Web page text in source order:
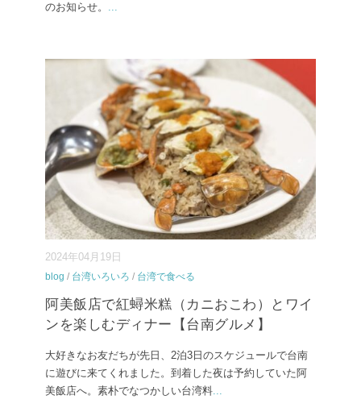
のお知らせ。 ...
2024年04月19日
blog / 台湾いろいろ / 台湾で食べる
阿美飯店で紅蟳米糕（カニおこわ）とワイ
ンを楽しむディナー【台南グルメ】
大好きなお友だちが先日、2泊3日のスケジュールで台南
に遊びに来てくれました。到着した夜は予約していた阿
美飯店へ。素朴でなつかしい台湾料...